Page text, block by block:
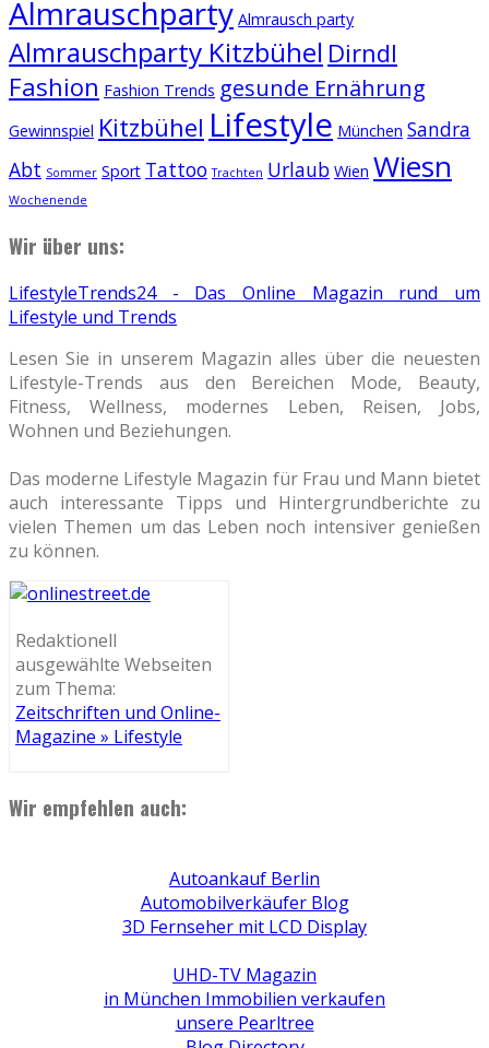
Almrauschparty Almrausch party
Almrauschparty Kitzbühel Dirndl
Fashion Fashion Trends gesunde Ernährung
Gewinnspiel Kitzbühel Lifestyle München Sandra
Abt Sommer Sport Tattoo Trachten Urlaub Wien Wiesn
Wochenende
Wir über uns:
LifestyleTrends24 - Das Online Magazin rund um
Lifestyle und Trends
Lesen Sie in unserem Magazin alles über die neuesten
Lifestyle-Trends aus den Bereichen Mode, Beauty,
Fitness, Wellness, modernes Leben, Reisen, Jobs,
Wohnen und Beziehungen.
Das moderne Lifestyle Magazin für Frau und Mann bietet
auch interessante Tipps und Hintergrundberichte zu
vielen Themen um das Leben noch intensiver genießen
zu können.
Redaktionell
ausgewählte Webseiten
zum Thema:
Zeitschriften und Online-
Magazine » Lifestyle
Wir empfehlen auch:
Autoankauf Berlin
Automobilverkäufer Blog
3D Fernseher mit LCD Display
UHD-TV Magazin
in München Immobilien verkaufen
unsere Pearltree